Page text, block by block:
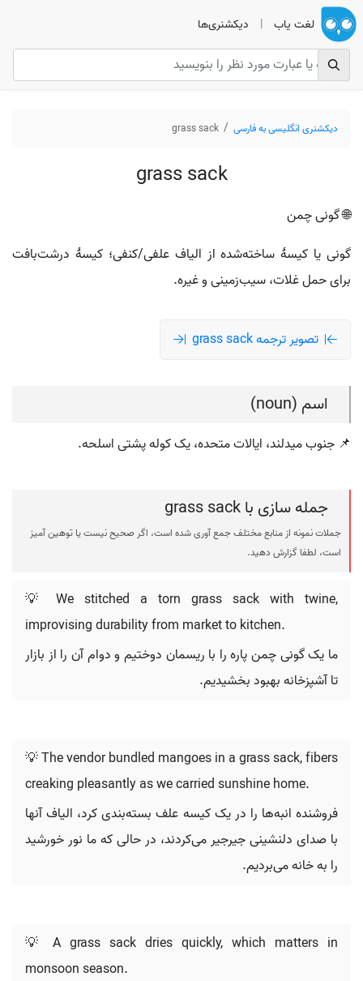
لغت یاب | دیکشنری‌ها
دیکشنری انگلیسی به فارسی grass sack
grass sack
🌐 گونی چمن
گونی یا کیسهٔ ساخته‌شده از الیاف علفی/کنفی؛ کیسهٔ درشت‌بافت
برای حمل غلات، سیب‌زمینی و غیره.
تصویر ترجمه grass sack
اسم (noun)
📌 جنوب میدلند، ایالات متحده، یک کوله پشتی اسلحه.
جمله سازی با grass sack
جملات نمونه از منابع مختلف جمع آوری شده است، اگر صحیح نیست یا توهین آمیز
است، لطفا گزارش دهید.
💡 We stitched a torn grass sack with twine,
improvising durability from market to kitchen.
ما یک گونی چمن پاره را با ریسمان دوختیم و دوام آن را از بازار
تا آشپزخانه بهبود بخشیدیم.
💡 The vendor bundled mangoes in a grass sack, fibers
creaking pleasantly as we carried sunshine home.
فروشنده انبه‌ها را در یک کیسه علف بسته‌بندی کرد، الیاف آنها
با صدای دلنشینی جیرجیر می‌کردند، در حالی که ما نور خورشید
را به خانه می‌بردیم.
💡 A grass sack dries quickly, which matters in
monsoon season.